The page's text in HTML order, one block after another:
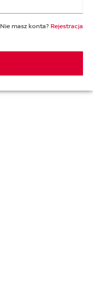
Nie masz konta? Rejestracja